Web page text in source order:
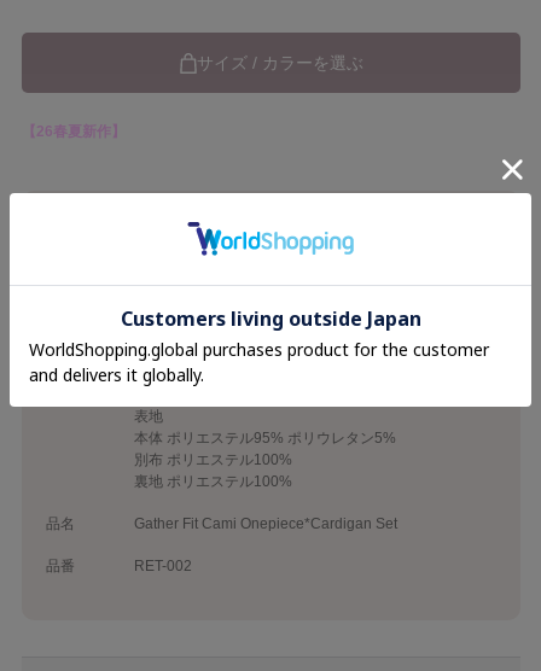
サイズ / カラーを選ぶ
【26春夏新作】
Rilly emulie
カテゴリ
26SS
Onepiece
素材
(トップス)
ポリエステル95% ポリウレタン5%
表地
本体 ポリエステル95% ポリウレタン5%
別布 ポリエステル100%
裏地 ポリエステル100%
品名 Gather Fit Cami Onepiece*Cardigan Set
品番 RET-002